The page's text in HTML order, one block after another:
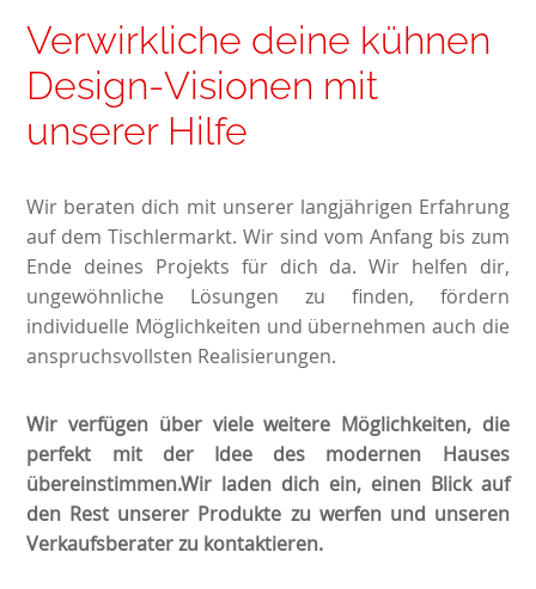
Verwirkliche deine kühnen
Design-Visionen mit
unserer Hilfe
Wir beraten dich mit unserer langjährigen Erfahrung
auf dem Tischlermarkt. Wir sind vom Anfang bis zum
Ende deines Projekts für dich da. Wir helfen dir,
ungewöhnliche Lösungen zu finden, fördern
individuelle Möglichkeiten und übernehmen auch die
anspruchsvollsten Realisierungen.
Wir verfügen über viele weitere Möglichkeiten, die
perfekt mit der Idee des modernen Hauses
übereinstimmen.Wir laden dich ein, einen Blick auf
den Rest unserer Produkte zu werfen und unseren
Verkaufsberater zu kontaktieren.